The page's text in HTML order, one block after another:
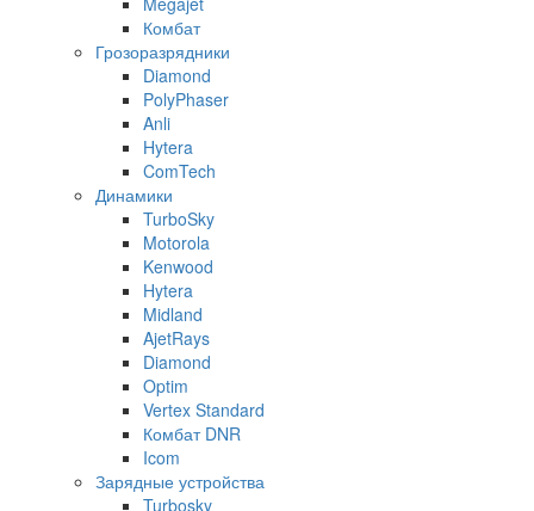
Комбат
Грозоразрядники
Diamond
PolyPhaser
Anli
Hytera
ComTech
Динамики
TurboSky
Motorola
Kenwood
Hytera
Midland
AjetRays
Diamond
Optim
Vertex Standard
Комбат DNR
Icom
Зарядные устройства
Turbosky